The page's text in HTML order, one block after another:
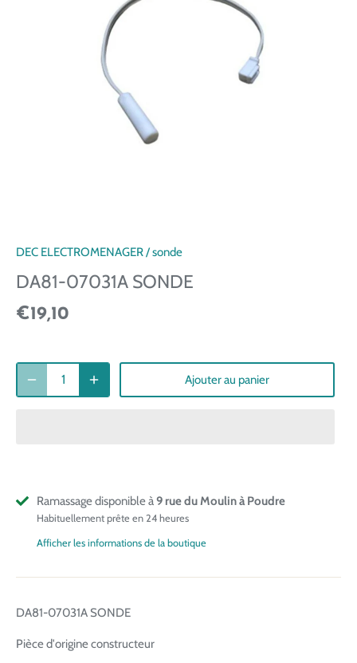
DEC ELECTROMENAGER/sonde
DA81-07031A SONDE
€19,10
Ajouter au panier
Ramassage disponible à9 rue du Moulin à Poudre
Habituellement prête en 24 heures
Afficher les informations de la boutique
DA81-07031A SONDE
Pièce d'origine constructeur